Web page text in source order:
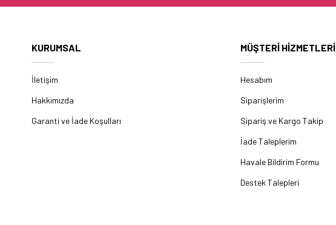
KURUMSAL
İletişim
Hakkımızda
Garanti ve İade Koşulları
MÜŞTERİ HİZMETLERİ
Hesabım
Siparişlerim
Sipariş ve Kargo Takip
İade Taleplerim
Havale Bildirim Formu
Destek Talepleri